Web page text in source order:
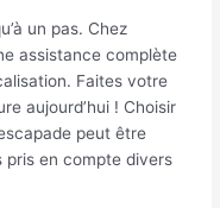
un pas. Chez
assistance complète
Faites votre
aujourd’hui ! Choisir
peut être
pris en compte divers